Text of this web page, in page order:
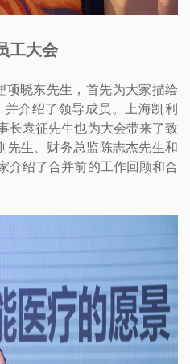
工大会
项晓东先生，首先为大家描绘
介绍了领导成员。上海凯利
长袁征先生也为大会带来了致
先生、财务总监陈志杰先生和
介绍了合并前的工作回顾和合